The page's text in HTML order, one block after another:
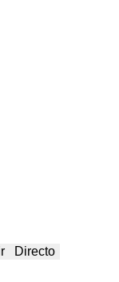
Directo